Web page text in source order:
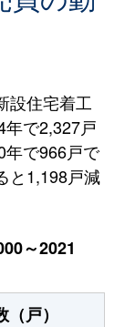
設住宅着工
年で2,327戸
年で966戸で
と1,198戸減
～2021
（戸）